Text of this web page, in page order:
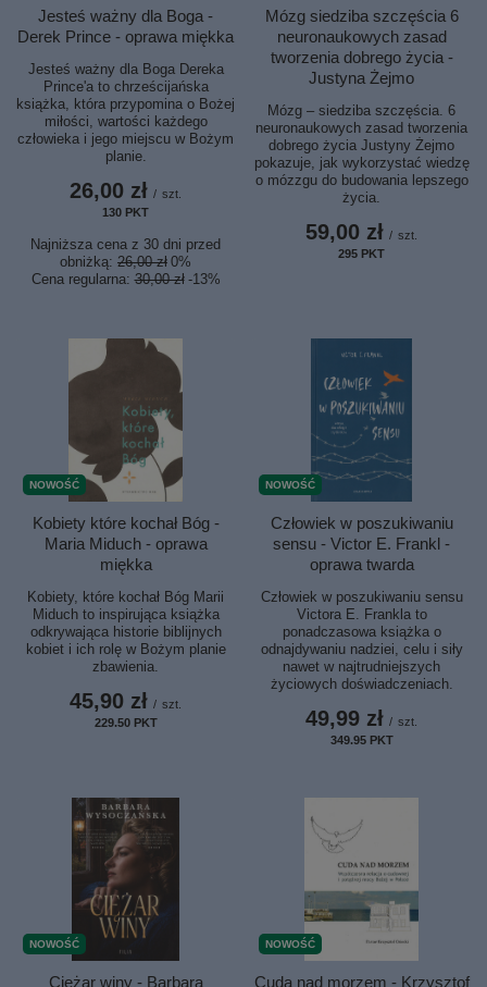
Jesteś ważny dla Boga -
Derek Prince - oprawa miękka
Jesteś ważny dla Boga Dereka
Prince'a to chrześcijańska
książka, która przypomina o Bożej
miłości, wartości każdego
człowieka i jego miejscu w Bożym
planie.
26,00 zł / szt.
130 PKT
Najniższa cena z 30 dni przed
obniżką: 26,00 zł 0%
Cena regularna:30,00 zł -13%
Mózg siedziba szczęścia 6
neuronaukowych zasad
tworzenia dobrego życia -
Justyna Żejmo
Mózg – siedziba szczęścia. 6
neuronaukowych zasad tworzenia
dobrego życia Justyny Żejmo
pokazuje, jak wykorzystać wiedzę
o mózzgu do budowania lepszego
życia.
59,00 zł / szt.
295 PKT
NOWOŚĆ
Kobiety które kochał Bóg -
Maria Miduch - oprawa
miękka
Kobiety, które kochał Bóg Marii
Miduch to inspirująca książka
odkrywająca historie biblijnych
kobiet i ich rolę w Bożym planie
zbawienia.
45,90 zł / szt.
229.50PKTpunktów
NOWOŚĆ
Człowiek w poszukiwaniu
sensu - Victor E. Frankl -
oprawa twarda
Człowiek w poszukiwaniu sensu
Victora E. Frankla to
ponadczasowa książka o
odnajdywaniu nadziei, celu i siły
nawet w najtrudniejszych
życiowych doświadczeniach.
49,99 zł / szt.
349.95PKTpunktów
NOWOŚĆ
Ciężar winy - Barbara
NOWOŚĆ
Cuda nad morzem - Krzysztof